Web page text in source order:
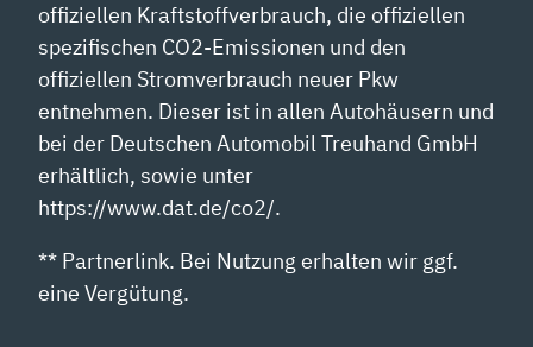
offiziellen Kraftstoffverbrauch, die offiziellen
spezifischen CO2-Emissionen und den
offiziellen Stromverbrauch neuer Pkw
entnehmen. Dieser ist in allen Autohäusern und
bei der Deutschen Automobil Treuhand GmbH
erhältlich, sowie unter
https://www.dat.de/co2/.
** Partnerlink. Bei Nutzung erhalten wir ggf.
eine Vergütung.